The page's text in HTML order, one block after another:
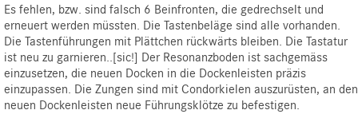
Es fehlen, bzw. sind falsch 6 Beinfronten, die gedrechselt und
erneuert werden müssten. Die Tastenbeläge sind alle vorhanden.
Die Tastenführungen mit Plättchen rückwärts bleiben. Die Tastatur
ist neu zu garnieren..[sic!] Der Resonanzboden ist sachgemäss
einzusetzen, die neuen Docken in die Dockenleisten präzis
einzupassen. Die Zungen sind mit Condorkielen auszurüsten, an den
neuen Dockenleisten neue Führungsklötze zu befestigen.